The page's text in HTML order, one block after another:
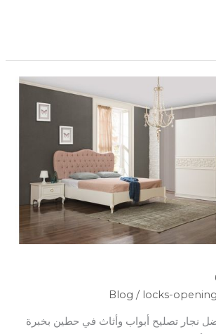
Blog / locks-
نجار تصليح أبواب وأثاث في حطين بخبرة